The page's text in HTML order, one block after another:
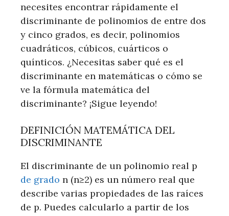
necesites encontrar rápidamente el
discriminante de polinomios de entre dos
y cinco grados, es decir, polinomios
cuadráticos, cúbicos, cuárticos o
quínticos. ¿Necesitas saber qué es el
discriminante en matemáticas o cómo se
ve la fórmula matemática del
discriminante? ¡Sigue leyendo!
DEFINICIÓN MATEMÁTICA DEL
DISCRIMINANTE
El discriminante de un polinomio real p
de grado n (n≥2) es un número real que
describe varias propiedades de las raíces
de p. Puedes calcularlo a partir de los